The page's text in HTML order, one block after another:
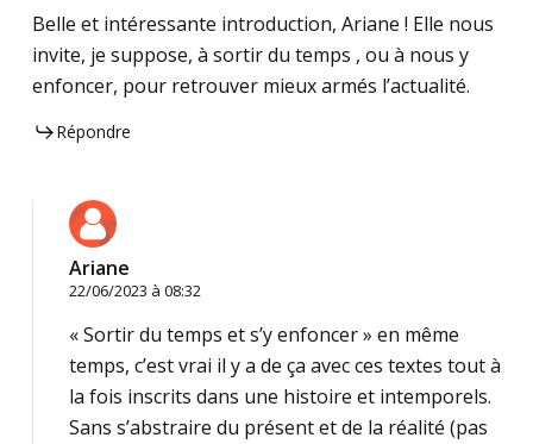
Belle et intéressante introduction, Ariane ! Elle nous
invite, je suppose, à sortir du temps , ou à nous y
enfoncer, pour retrouver mieux armés l’actualité.
Répondre
Ariane
22/06/2023 à 08:32
« Sortir du temps et s’y enfoncer » en même
temps, c’est vrai il y a de ça avec ces textes tout à
la fois inscrits dans une histoire et intemporels.
Sans s’abstraire du présent et de la réalité (pas